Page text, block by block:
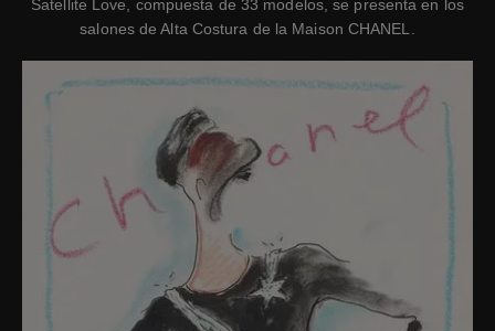
Satellite Love, compuesta de 33 modelos, se presenta en los
salones de Alta Costura de la Maison CHANEL.